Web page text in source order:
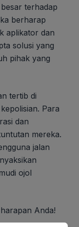
terhadap
berharap
aplikator dan
solusi yang
pihak yang
tertib di
Para
dan
mereka.
jalan
ojol
Anda!